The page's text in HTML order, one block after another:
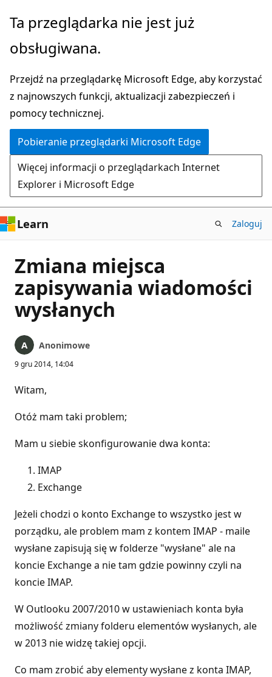
Przejdź
głównej
Ta przeglądarka nie jest już
obsługiwana.
Przejdź na przeglądarkę Microsoft Edge, aby korzystać
z najnowszych funkcji, aktualizacji zabezpieczeń i
pomocy technicznej.
Pobieranie przeglądarki Microsoft Edge
Więcej informacji o przeglądarkach Internet
Explorer i Microsoft Edge
Learn Zaloguj
Zmiana miejsca
zapisywania wiadomości
wysłanych
Anonimowe
9 gru 2014, 14:04
Witam,
Otóż mam taki problem;
Mam u siebie skonfigurowanie dwa konta:
IMAP
Exchange
Jeżeli chodzi o konto Exchange to wszystko jest w
porządku, ale problem mam z kontem IMAP - maile
wysłane zapisują się w folderze "wysłane" ale na
koncie Exchange a nie tam gdzie powinny czyli na
koncie IMAP.
W Outlooku 2007/2010 w ustawieniach konta była
możliwość zmiany folderu elementów wysłanych, ale
w 2013 nie widzę takiej opcji.
Co mam zrobić aby elementy wysłane z konta IMAP,